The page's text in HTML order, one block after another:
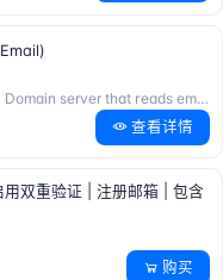
server that reads email
查看详情
双重验证 | 注册邮箱 | 包含
购买